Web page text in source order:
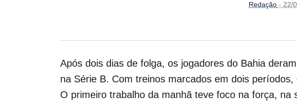
Redação - 22/
Após dois dias de folga, os jogadores do Bahia
na Série B. Com treinos marcados em dois períodos,
O primeiro trabalho da manhã teve foco na força,